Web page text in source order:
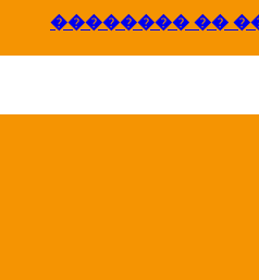
�������� ��